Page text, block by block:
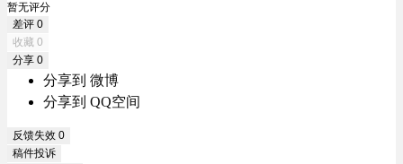
暂无评分
差评 0
收藏 0
分享 0
分享到 微博
分享到 QQ空间
反馈失效 0
稿件投诉